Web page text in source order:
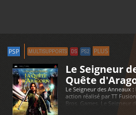
PSP MULTISUPPORTS DS PS2 PLUS
Le Seigneur
Quête
Le Seigneur des Anneaux
action réalisé par TT
Bros. Games. Le Seigneur